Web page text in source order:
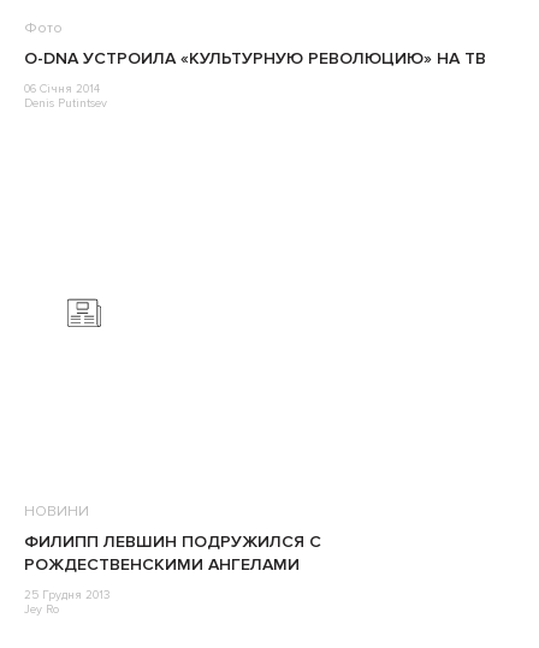
Фото
O-DNA УСТРОИЛА «КУЛЬТУРНУЮ РЕВОЛЮЦИЮ» НА ТВ
06 Січня 2014
Denis Putintsev
НОВИНИ
ФИЛИПП ЛЕВШИН ПОДРУЖИЛСЯ С
РОЖДЕСТВЕНСКИМИ АНГЕЛАМИ
25 Грудня 2013
Jey Ro